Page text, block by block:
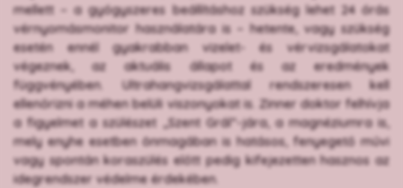
mellett – a gyógyszeres beállításhoz szükség lehet 24 órás
vérnyomásmonitor használatára is – hetente, vagy szükség
esetén ennél gyakrabban vizelet- és vérvizsgálatokat
végeznek, az aktuális állapot és az eredmények
függvényében. Ultrahangvizsgálattal rendszeresen kell
ellenőrizni a méhen belüli viszonyokat is. Zinner doktor felhívja
a figyelmet a szülészet „Szent Grál”-jára, a magnéziumra is,
mely enyhe esetben önmagában is hatásos, fenyegető művi
vagy spontán koraszülés előtt pedig kifejezetten hasznos az
idegrendszer védelme érdekében.